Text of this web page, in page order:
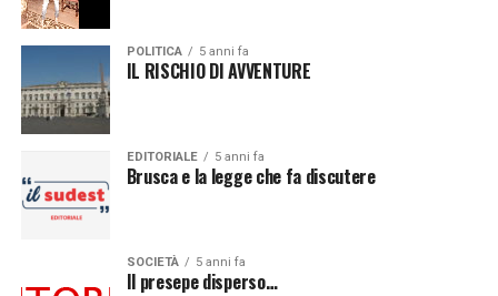
POLITICA 5 anni fa
IL RISCHIO DI AVVENTURE
EDITORIALE 5 anni fa
Brusca e la legge che fa discutere
SOCIETÀ 5 anni fa
Il presepe disperso…